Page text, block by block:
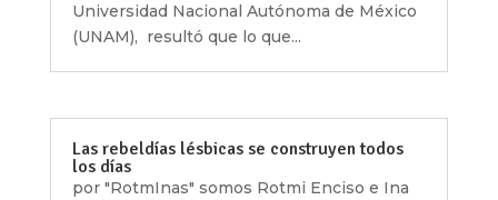
Universidad Nacional Autónoma de México
(UNAM), resultó que lo que...
Las rebeldías lésbicas se construyen todos
los días
por "RotmInas" somos Rotmi Enciso e Ina